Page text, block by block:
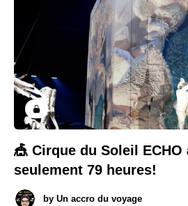
🎪 Cirque du Soleil ECHO
seulement 79 heures!
by Un accro du voyage